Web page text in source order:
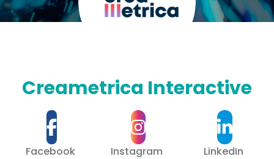
Creametrica Interactive
Facebook Instagram LinkedIn